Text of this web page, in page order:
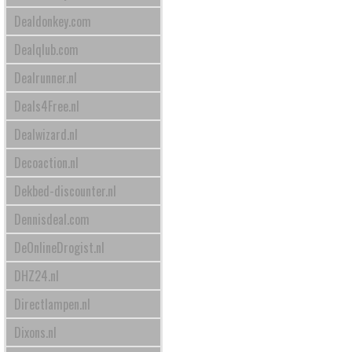
Dealdonkey.com
Dealqlub.com
Dealrunner.nl
Deals4Free.nl
Dealwizard.nl
Decoaction.nl
Dekbed-discounter.nl
Dennisdeal.com
DeOnlineDrogist.nl
DHZ24.nl
Directlampen.nl
Dixons.nl